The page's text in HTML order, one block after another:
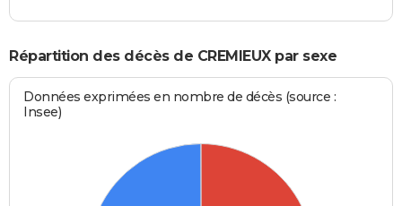
Répartition des décès de CREMIEUX par sexe
Données exprimées en nombre de décès (source :
Insee)